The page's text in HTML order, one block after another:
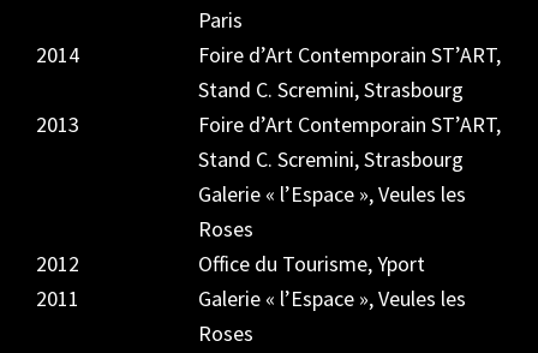
Paris
2014
Foire d’Art Contemporain ST’ART,
Stand C. Scremini, Strasbourg
2013
Foire d’Art Contemporain ST’ART,
Stand C. Scremini, Strasbourg
Galerie « l’Espace », Veules les
Roses
2012
Office du Tourisme, Yport
2011
Galerie « l’Espace », Veules les
Roses